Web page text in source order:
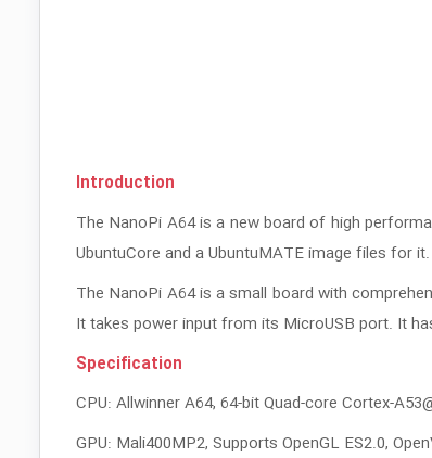
Introduction
The NanoPi A64 is a new board of high
UbuntuCore and a UbuntuMATE image files for it.
The NanoPi A64 is a small board with
It takes power input from its MicroUSB port. It
Specification
CPU: Allwinner A64, 64-bit Quad-core Cortex-
GPU: Mali400MP2, Supports OpenGL ES2.0,